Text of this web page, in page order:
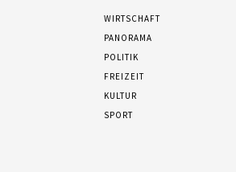
WIRTSCHAFT
PANORAMA
POLITIK
FREIZEIT
KULTUR
SPORT